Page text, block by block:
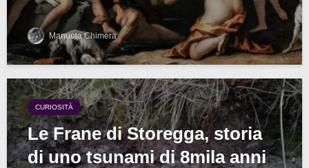
Manuela Chimera
CURIOSITÀ
Le Frane di Storegga, storia
di uno tsunami di 8mila anni